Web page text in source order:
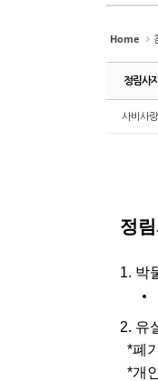
Home
정림사
사비사랑
정
1. 박
2. 유
*폐
*개